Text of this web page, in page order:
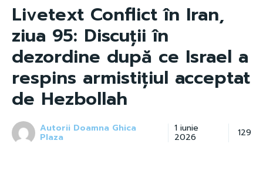
Livetext Conflict în Iran,
ziua 95: Discuții în
dezordine după ce Israel a
respins armistițiul acceptat
de Hezbollah
Autorii Doamna Ghica
Plaza
1 iunie
2026 129